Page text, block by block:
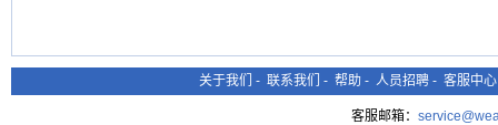
关于我们 - 联系我们 - 帮助 - 人员招聘 - 客服中心
客服邮箱：